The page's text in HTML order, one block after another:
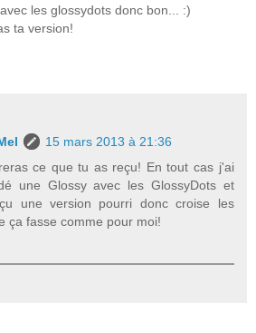
les glossydots donc bon... :)
ta version!
15 mars 2013 à 21:36
ce que tu as reçu! En tout cas j'ai
une Glossy avec les GlossyDots et
une version pourri donc croise les
ça fasse comme pour moi!